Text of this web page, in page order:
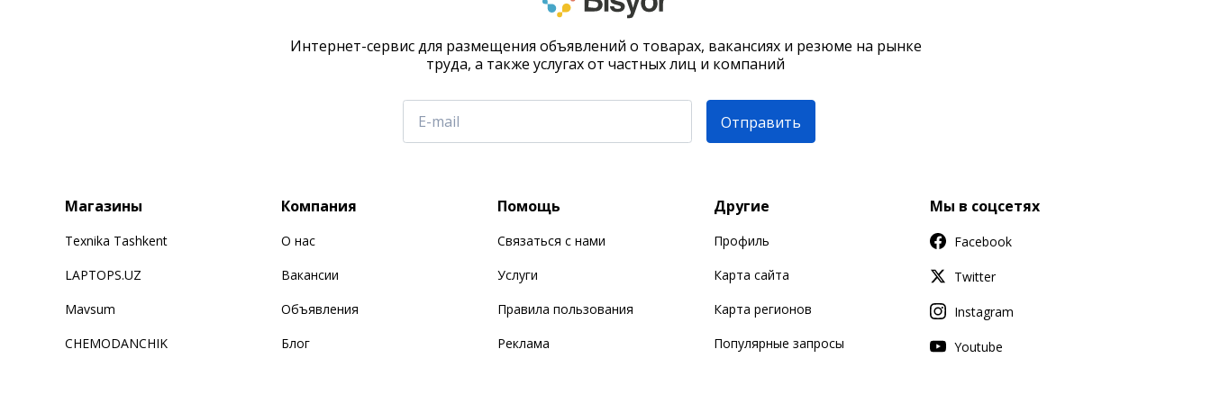
Интернет-сервис для размещения объявлений о товарах, вакансиях и резюме на рынке
труда, а также услугах от частных лиц и компаний
Отправить
Магазины
Texnika Tashkent
LAPTOPS.UZ
Mavsum
CHEMODANCHIK
Компания
О нас
Вакансии
Объявления
Блог
Помощь
Связаться с нами
Услуги
Правила пользования
Реклама
Другие
Профиль
Карта сайта
Карта регионов
Популярные запросы
Мы в соцсетях
Facebook
Twitter
Instagram
Youtube